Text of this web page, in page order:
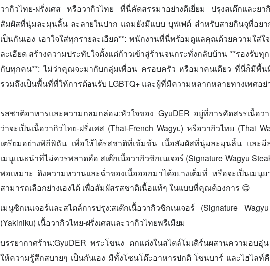
วากิวไทย-ฝรั่งเศส หรือวากิวไทย ที่นี่คัดสรรมาอย่างดีเยี่ยม ปรุงสเต๊กและย
สัมผัสที่นุ่มละมุนลิ้น ละลายในปาก แถมยังมีแบบ บุฟเฟต์ สำหรับสายกินจุที่อยา
เป็นกันเอง เอาใจใส่ทุกรายละเอียด**: พนักงานที่นี่พร้อมดูแลคุณด้วยความใส่ใ
ละเอียด สร้างความประทับใจตั้งแต่ก้าวเข้าสู่ร้านจนกระทั่งกลับบ้าน **รองรับทุ
กับทุกคน**: ไม่ว่าคุณจะมากับกลุ่มเพื่อน ครอบครัว หรือมาคนเดียว ที่นี่ก็มีพื้น
รวมถึงเป็นพื้นที่ที่ให้การต้อนรับ LGBTQ+ และผู้ที่มีความหลากหลายทางเพศอย่
รสชาติอาหารและความกลมกล่อม:หัวใจของ GyuDER อยู่ที่การคัดสรรเนื้อ
ว่าจะเป็นเนื้อวากิวไทย-ฝรั่งเศส (Thai-French Wagyu) หรือวากิวไทย (Thai
เตรียมอย่างพิถีพิถัน เพื่อให้ได้รสชาติที่เข้มข้น เนื้อสัมผัสที่นุ่มละมุนลิ้น และมี
เมนูแนะนำที่ไม่ควรพลาดคือ สเต๊กเนื้อวากิวซิกเนเจอร์ (Signature Wagyu
พอเหมาะ ดึงความหวานและฉ่ำของเนื้อออกมาได้อย่างเต็มที่ หรือจะเป็นเม
สามารถเลือกย่างเองได้ เพื่อสัมผัสรสชาติเนื้อแท้ๆ ในแบบที่คุณต้องการ 😋
เมนูซิกเนเจอร์และสไตล์การปรุง:สเต๊กเนื้อวากิวซิกเนเจอร์ (Signature
(Yakiniku) เนื้อวากิวไทย-ฝรั่งเศสและวากิวไทยพรีเมียม
บรรยากาศร้าน:GyuDER พระโขนง ตกแต่งในสไตล์โมเดิร์นผสานความอบอุ่
ให้ความรู้สึกสบายๆ เป็นกันเอง มีทั้งโซนโต๊ะอาหารปกติ โซนบาร์ และไฮไลท์คื